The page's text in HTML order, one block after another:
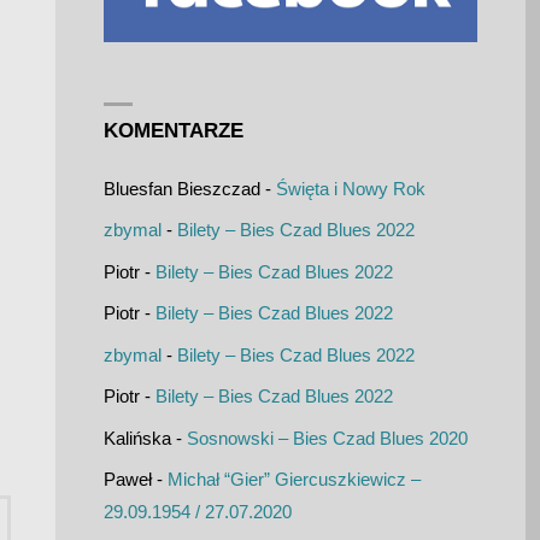
KOMENTARZE
Bluesfan Bieszczad- Święta i Nowy Rok
zbymal- Bilety – Bies Czad Blues 2022
Piotr- Bilety – Bies Czad Blues 2022
Piotr- Bilety – Bies Czad Blues 2022
zbymal- Bilety – Bies Czad Blues 2022
Piotr- Bilety – Bies Czad Blues 2022
Kalińska- Sosnowski – Bies Czad Blues 2020
Paweł- Michał “Gier” Giercuszkiewicz –
29.09.1954 / 27.07.2020